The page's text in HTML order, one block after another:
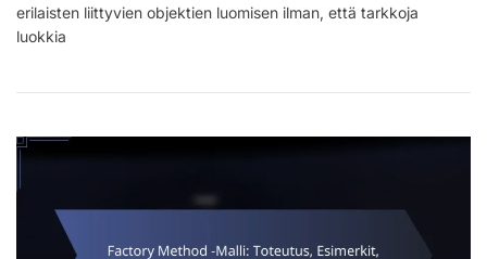
-
Esimerkit
erilaisten liittyvien objektien luomisen ilman, että tarkkoja
luokkia